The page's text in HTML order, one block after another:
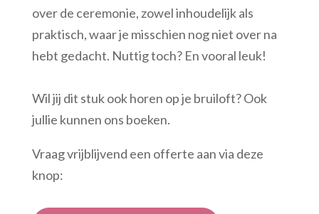
over de ceremonie, zowel inhoudelijk als
praktisch, waar je misschien nog niet over na
hebt gedacht. Nuttig toch? En vooral leuk!
Wil jij dit stuk ook horen op je bruiloft? Ook
jullie kunnen ons boeken.
Vraag vrijblijvend een offerte aan via deze
knop: